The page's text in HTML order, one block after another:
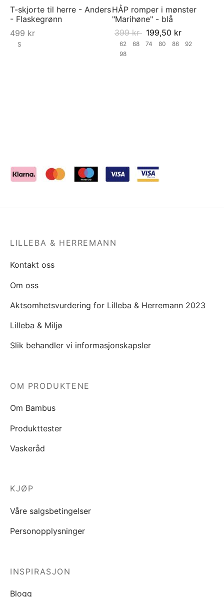
T-skjorte til herre - Anders
- Flaskegrønn
499 kr
S
HÅP romper i mønster
"Marihøne" - blå
399kr 199,50 kr
62 68 74 80 86
92
98
LILLEBA & HERREMANN
Kontakt oss
Om oss
Aktsomhetsvurdering for Lilleba & Herremann 2023
Lilleba & Miljø
Slik behandler vi informasjonskapsler
OM PRODUKTENE
Om Bambus
Produkttester
Vaskeråd
KJØP
Våre salgsbetingelser
Personopplysninger
INSPIRASJON
Blogg